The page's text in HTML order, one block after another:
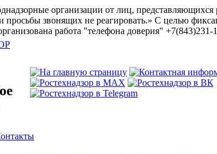
организации от лиц,
звонящих не реагировать.» С целью
работа "телефона доверия" +7(843)231-